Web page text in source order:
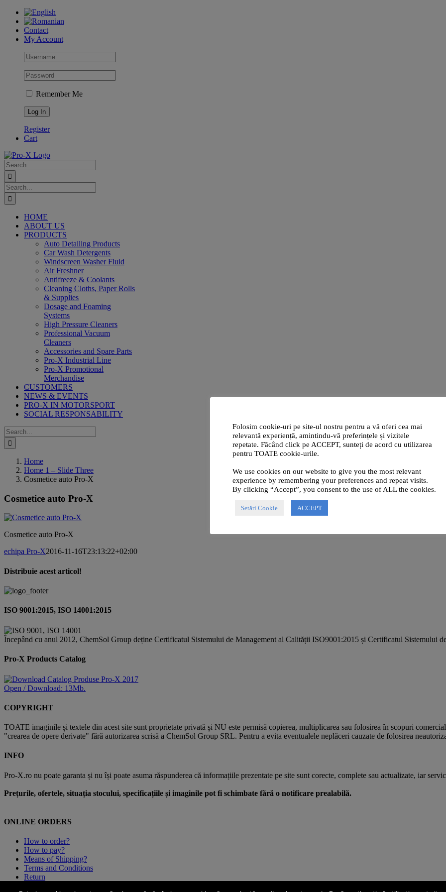
Skip
contentContact
My Account
Remember Me
Register
Cart
Search
for:
Search
for:
HOME
ABOUT US
PRODUCTS
Auto Detailing Products
Car Wash Detergents
Windscreen Washer Fluid
Air Freshner
Antifreeze & Coolants
Cleaning Cloths, Paper Rolls
& Supplies
Dosage and Foaming
Systems
High Pressure Cleaners
Professional Vacuum
Cleaners
Accessories and Spare Parts
Pro-X Industrial Line
Pro-X Promotional
Merchandise
CUSTOMERS
NEWS & EVENTS
PRO-X IN MOTORSPORT
SOCIAL RESPONSABILITY
Search
for:
Home
Home 1 – Slide Three
Cosmetice auto Pro-X
Cosmetice auto Pro-X
Cosmetice auto Pro-X
echipa Pro-X2016-11-16T23:13:22+02:00
Distribuie acest articol!
Facebook
X
Pinterest
Email
ISO 9001:2015, ISO 14001:2015
Începând cu anul 2012, ChemSol Group deține Certificatul Sistemului de Management al Calității ISO9001:2015 și Certificatul Sistemului
Pro-X Products Catalog
Open / Download: 13Mb.
COPYRIGHT
TOATE imaginile și textele din acest site sunt proprietate privată și NU este permisă copierea, multiplicarea sau folosirea în scopuri
"crearea de opere derivate" fără autorizarea scrisă a ChemSol Group SRL. Pentru a evita eventualele neplăceri cauzate de folosirea
INFO
Pro-X.ro nu poate garanta și nu își poate asuma răspunderea că informațiile prezentate pe site sunt corecte, complete sau actualizate, iar
Prețurile, ofertele, situația stocului, specificațiile și imaginile pot fi schimbate fără o notificare prealabilă.
ONLINE ORDERS
How to order?
How to pay?
Means of Shipping?
Terms and Conditions
Return
Folosim cookie-uri pe site-ul nostru pentru a vă oferi cea mai
relevantă experiență, amintindu-vă preferințele și vizitele
repetate. Făcând click pe ACCEPT, sunteți de acord cu utilizarea
pentru TOATE cookie-urile.
We use cookies on our website to give you the most relevant
experience by remembering your preferences and repeat visits.
By clicking “Accept”, you consent to the use of ALL the cookies.
Setări Cookie ACCEPT